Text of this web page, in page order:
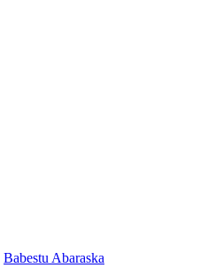
Babestu Abaraska